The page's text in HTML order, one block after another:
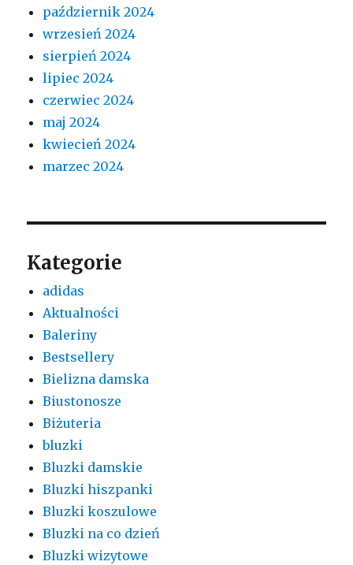
październik 2024
wrzesień 2024
sierpień 2024
lipiec 2024
czerwiec 2024
maj 2024
kwiecień 2024
marzec 2024
Kategorie
adidas
Aktualności
Baleriny
Bestsellery
Bielizna damska
Biustonosze
Biżuteria
bluzki
Bluzki damskie
Bluzki hiszpanki
Bluzki koszulowe
Bluzki na co dzień
Bluzki wizytowe